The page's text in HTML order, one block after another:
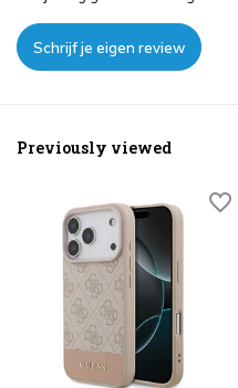
Schrijf je eigen review
Previously viewed